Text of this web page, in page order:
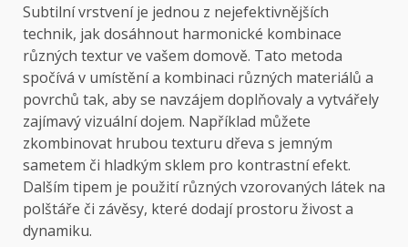
Subtilní vrstvení je jednou z nejefektivnějších
technik, jak dosáhnout harmonické kombinace
různých textur ve vašem domově. Tato metoda
spočívá v umístění a kombinaci různých materiálů a
povrchů tak, aby se navzájem doplňovaly a vytvářely
zajímavý vizuální dojem. Například můžete
zkombinovat hrubou texturu dřeva s jemným
sametem či hladkým sklem pro kontrastní efekt.
Dalším tipem je použití různých vzorovaných látek na
polštáře či závěsy, které dodají prostoru živost a
dynamiku.